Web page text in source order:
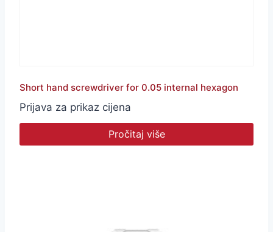
Short hand screwdriver for 0.05 internal hexagon
Prijava za prikaz cijena
Pročitaj više